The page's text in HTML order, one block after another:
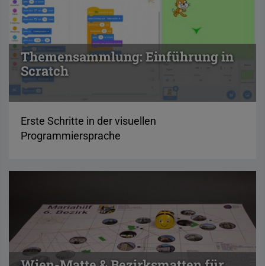
Themensammlung: Einführung in
Scratch
Erste Schritte in der visuellen
Programmiersprache